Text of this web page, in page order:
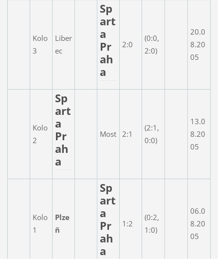
Kolo
3
Liber
ec
Sp
art
a
Pr
ah
a
2:0
(0:0,
2:0)
20.0
8.20
05
Kolo
2
Sp
art
a
Pr
ah
a
Most 2:1
(2:1,
0:0)
13.0
8.20
05
Kolo
1
Plze
ň
Sp
art
a
Pr
ah
a
1:2
(0:2,
1:0)
06.0
8.20
05